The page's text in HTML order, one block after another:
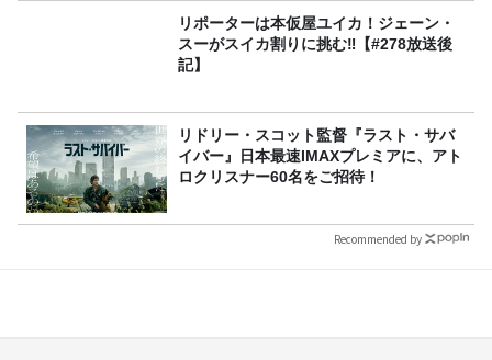
リポーターは本仮屋ユイカ！ジェーン・
スーがスイカ割りに挑む‼【#278放送後
記】
リドリー・スコット監督『ラスト・サバ
イバー』日本最速IMAXプレミアに、アト
ロクリスナー60名をご招待！
Recommended by